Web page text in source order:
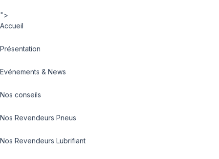
">
Accueil
Présentation
Evénements & News
Nos conseils
Nos Revendeurs Pneus
Nos Revendeurs Lubrifiant